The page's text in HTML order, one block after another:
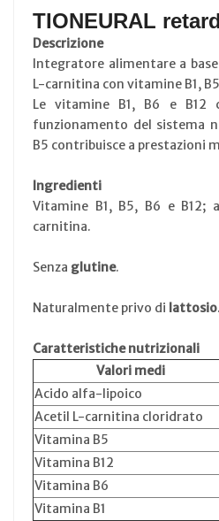
TIONEURAL retard
Descrizione
Integratore alimentare a
L-carnitina con vitamine B1,
Le vitamine B1, B6 e B12
funzionamento del sistema
B5 contribuisce a prestazioni
Ingredienti
Vitamine B1, B5, B6 e B12;
carnitina.
Senza glutine.
Naturalmente privo di lattosio.
Caratteristiche nutrizionali
Valori medi
Acido alfa-lipoico
Acetil L-carnitina cloridrato
Vitamina B5
Vitamina B12
Vitamina B6
Vitamina B1